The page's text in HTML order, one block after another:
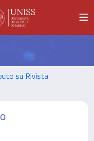
su Rivista